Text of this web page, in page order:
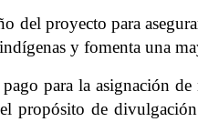
del proyecto para
y fomenta una
para la asignación
propósito de